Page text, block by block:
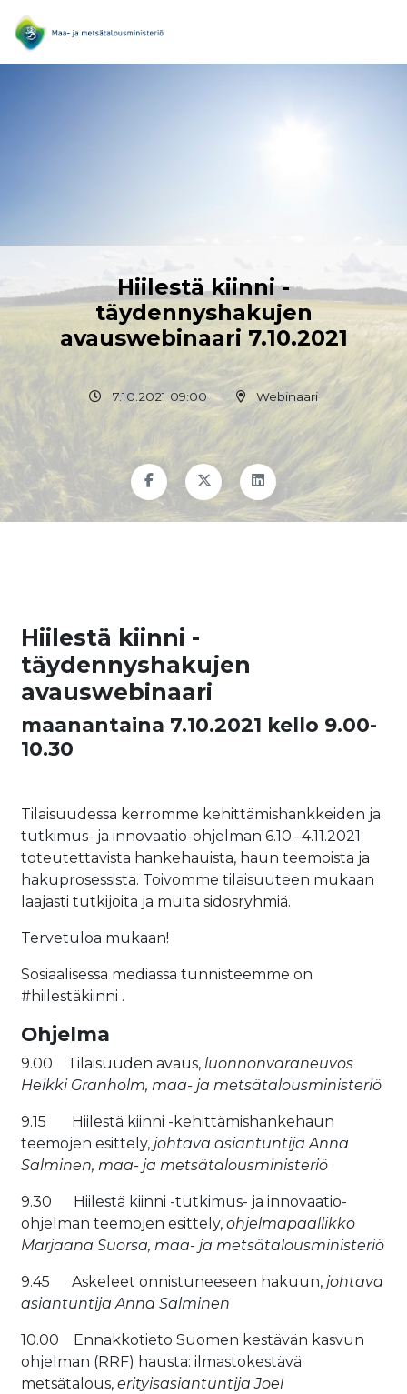
Hiilestä kiinni -
täydennyshakujen
avauswebinaari 7.10.2021
7.10.2021 09:00 Webinaari
Hiilestä kiinni -
täydennyshakujen
avauswebinaari
maanantaina 7.10.2021 kello 9.00-
10.30
Tilaisuudessa kerromme kehittämishankkeiden ja
tutkimus- ja innovaatio-ohjelman 6.10.–4.11.2021
toteutettavista hankehauista, haun teemoista ja
hakuprosessista. Toivomme tilaisuuteen mukaan
laajasti tutkijoita ja muita sidosryhmiä.
Tervetuloa mukaan!
Sosiaalisessa mediassa tunnisteemme on
#hiilestäkiinni .
Ohjelma
9.00 Tilaisuuden avaus, luonnonvaraneuvos
Heikki Granholm, maa- ja metsätalousministeriö
9.15 Hiilestä kiinni -kehittämishankehaun
teemojen esittely, johtava asiantuntija Anna
Salminen, maa- ja metsätalousministeriö
9.30 Hiilestä kiinni -tutkimus- ja innovaatio-
ohjelman teemojen esittely, ohjelmapäällikkö
Marjaana Suorsa, maa- ja metsätalousministeriö
9.45 Askeleet onnistuneeseen hakuun, johtava
asiantuntija Anna Salminen
10.00 Ennakkotieto Suomen kestävän kasvun
ohjelman (RRF) hausta: ilmastokestävä
metsätalous, erityisasiantuntija Joel